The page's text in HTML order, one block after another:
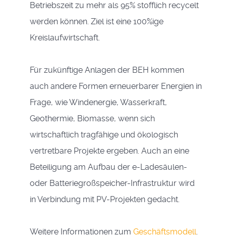
Betriebszeit zu mehr als 95% stofflich recycelt
werden können. Ziel ist eine 100%ige
Kreislaufwirtschaft.
Für zukünftige Anlagen der BEH kommen
auch andere Formen erneuerbarer Energien in
Frage, wie Windenergie, Wasserkraft,
Geothermie, Biomasse, wenn sich
wirtschaftlich tragfähige und ökologisch
vertretbare Projekte ergeben. Auch an eine
Beteiligung am Aufbau der e-Ladesäulen-
oder Batteriegroßspeicher-Infrastruktur wird
in Verbindung mit PV-Projekten gedacht.
Weitere Informationen zum Geschäftsmodell.